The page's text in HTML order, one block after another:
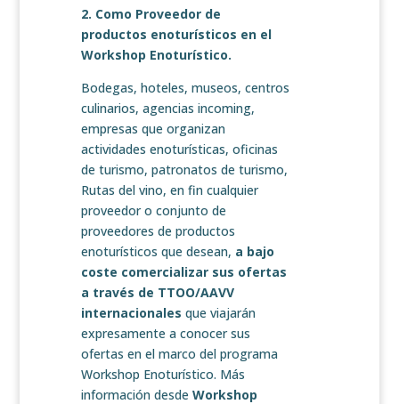
2. Como Proveedor de
productos enoturísticos en el
Workshop Enoturístico.
Bodegas, hoteles, museos, centros
culinarios, agencias incoming,
empresas que organizan
actividades enoturísticas, oficinas
de turismo, patronatos de turismo,
Rutas del vino, en fin cualquier
proveedor o conjunto de
proveedores de productos
enoturísticos que desean, a bajo
coste comercializar sus ofertas
a través de TTOO/AAVV
internacionales que viajarán
expresamente a conocer sus
ofertas en el marco del programa
Workshop Enoturístico. Más
información desde Workshop